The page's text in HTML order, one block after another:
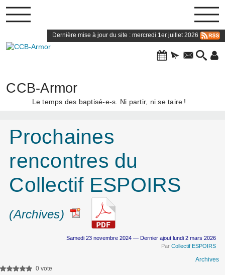
Dernière mise à jour du site : mercredi 1er juillet 2026
CCB-Armor
Le temps des baptisé-e-s. Ni partir, ni se taire !
Prochaines
rencontres du
Collectif ESPOIRS
(Archives)
Samedi 23 novembre 2024 — Dernier ajout lundi 2 mars 2026
Par Collectif ESPOIRS
Archives
0 vote